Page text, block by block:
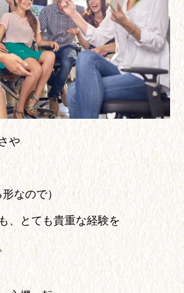
や
形なので）
、とても貴重な経験を